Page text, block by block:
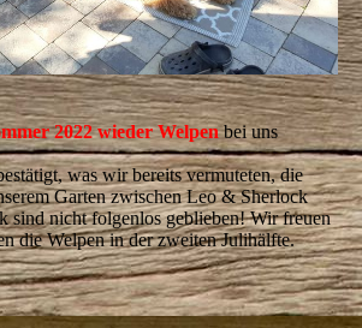
2022 wieder Welpenbei uns
was wir bereits vermuteten, die
Garten zwischen Leo & Sherlock
sind nicht folgenlos geblieben! Wir freuen
die Welpen in der zweiten Julihälfte.